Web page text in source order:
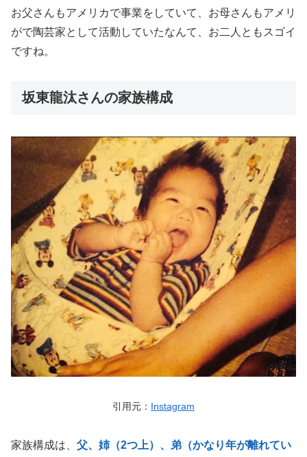
お父さんもアメリカで事業をしていて、お母さんもアメリ
がで陶芸家として活動していたなんて、お二人ともスゴイ
ですね。
坂東龍汰さんの家族構成
引用元： Instagram
家族構成は、 父、姉（2つ上）、弟（かなり年が離れてい